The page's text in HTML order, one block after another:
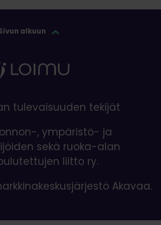
alkuun
tulevaisuuden tekijät
, ympäristö- ja
sekä ruoka-alan
liitto ry.
Akavaa.